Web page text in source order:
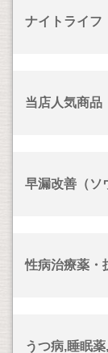
ナイトライフ
当店人気商品
早漏改善（ソ
性病治療薬・
うつ病,睡眠薬